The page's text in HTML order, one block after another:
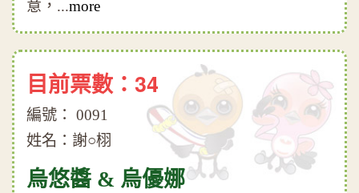
意，...more
目前票數：34
編號： 0091
姓名：謝○栩
烏悠醬 & 烏優娜